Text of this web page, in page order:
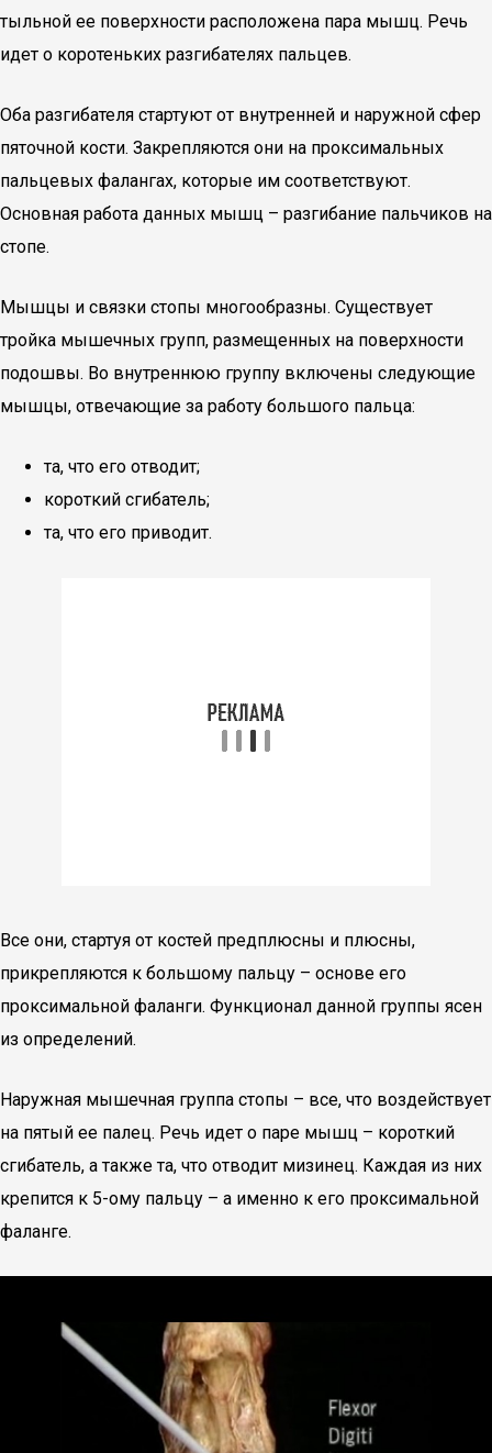
тыльной ее поверхности расположена пара мышц. Речь
идет о коротеньких разгибателях пальцев.
Оба разгибателя стартуют от внутренней и наружной сфер
пяточной кости. Закрепляются они на проксимальных
пальцевых фалангах, которые им соответствуют.
Основная работа данных мышц – разгибание пальчиков на
стопе.
Мышцы и связки стопы многообразны. Существует
тройка мышечных групп, размещенных на поверхности
подошвы. Во внутреннюю группу включены следующие
мышцы, отвечающие за работу большого пальца:
та, что его отводит;
короткий сгибатель;
та, что его приводит.
Все они, стартуя от костей предплюсны и плюсны,
прикрепляются к большому пальцу – основе его
проксимальной фаланги. Функционал данной группы ясен
из определений.
Наружная мышечная группа стопы – все, что воздействует
на пятый ее палец. Речь идет о паре мышц – короткий
сгибатель, а также та, что отводит мизинец. Каждая из них
крепится к 5-ому пальцу – а именно к его проксимальной
фаланге.